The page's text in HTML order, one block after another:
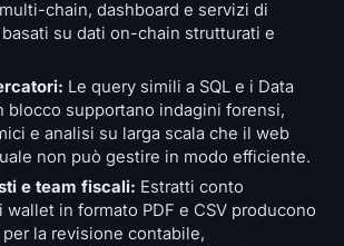
chain, dashboard e servizi di
su dati on-chain strutturati e
Le query simili a SQL e i Data
blocco supportano indagini forensi,
e analisi su larga scala che il web
non può gestire in modo efficiente.
e team fiscali: Estratti conto
in formato PDF e CSV producono
la revisione contabile,